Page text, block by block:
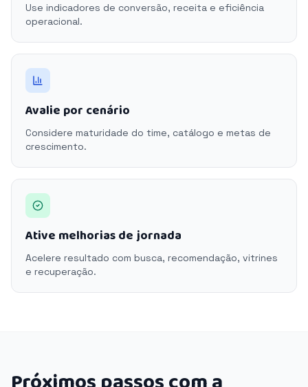
Use indicadores de conversão, receita e eficiência
operacional.
Avalie por cenário
Considere maturidade do time, catálogo e metas de
crescimento.
Ative melhorias de jornada
Acelere resultado com busca, recomendação, vitrines
e recuperação.